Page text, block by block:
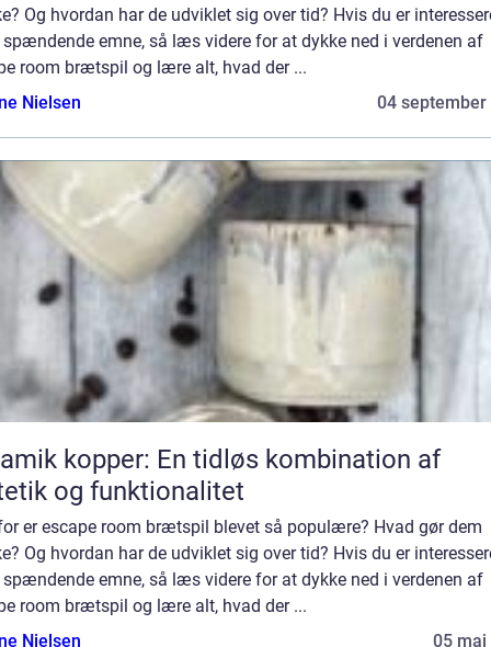
Og hvordan har de udviklet sig over tid? Hvis du er
spændende emne, så læs videre for at dykke ned i verdenen af
room brætspil og lære alt, hvad der ...
Nielsen
04 september
kopper: En tidløs kombination af
og funktionalitet
er escape room brætspil blevet så populære? Hvad gør dem
Og hvordan har de udviklet sig over tid? Hvis du er
spændende emne, så læs videre for at dykke ned i verdenen af
room brætspil og lære alt, hvad der ...
Nielsen
05 maj